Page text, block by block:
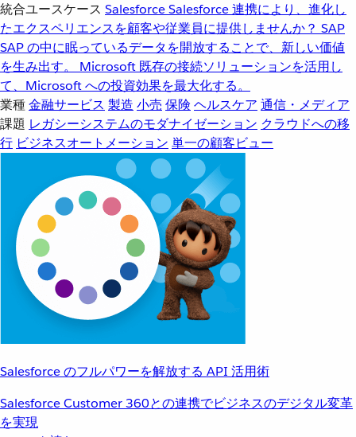
統合ユースケース SalesforceSalesforce 連携により、進化し
たエクスペリエンスを顧客や従業員に提供しませんか？ SAP
SAP の中に眠っているデータを開放することで、新しい価値
を生み出す。
Microsoft 既存の接続ソリューションを活用し
て、Microsoft への投資効果を最大化する。
業種金融サービス 製造 小売 保険 ヘルスケア 通信・メディア
課題 レガシーシステムのモダナイゼーション クラウドへの移
行 ビジネスオートメーション 単一の顧客ビュー
Salesforce のフルパワーを解放する API 活用術
Salesforce Customer 360との連携でビジネスのデジタル変革
を実現